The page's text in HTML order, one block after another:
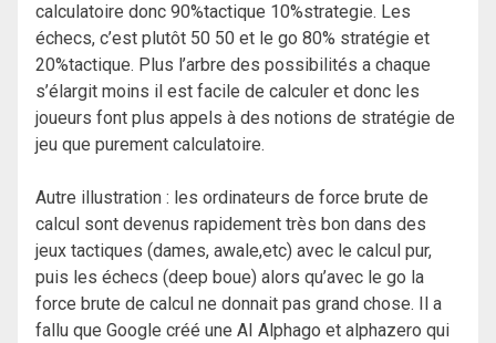
calculatoire donc 90%tactique 10%strategie. Les
échecs, c’est plutôt 50 50 et le go 80% stratégie et
20%tactique. Plus l’arbre des possibilités a chaque
s’élargit moins il est facile de calculer et donc les
joueurs font plus appels à des notions de stratégie de
jeu que purement calculatoire.
Autre illustration : les ordinateurs de force brute de
calcul sont devenus rapidement très bon dans des
jeux tactiques (dames, awale,etc) avec le calcul pur,
puis les échecs (deep boue) alors qu’avec le go la
force brute de calcul ne donnait pas grand chose. Il a
fallu que Google créé une AI Alphago et alphazero qui